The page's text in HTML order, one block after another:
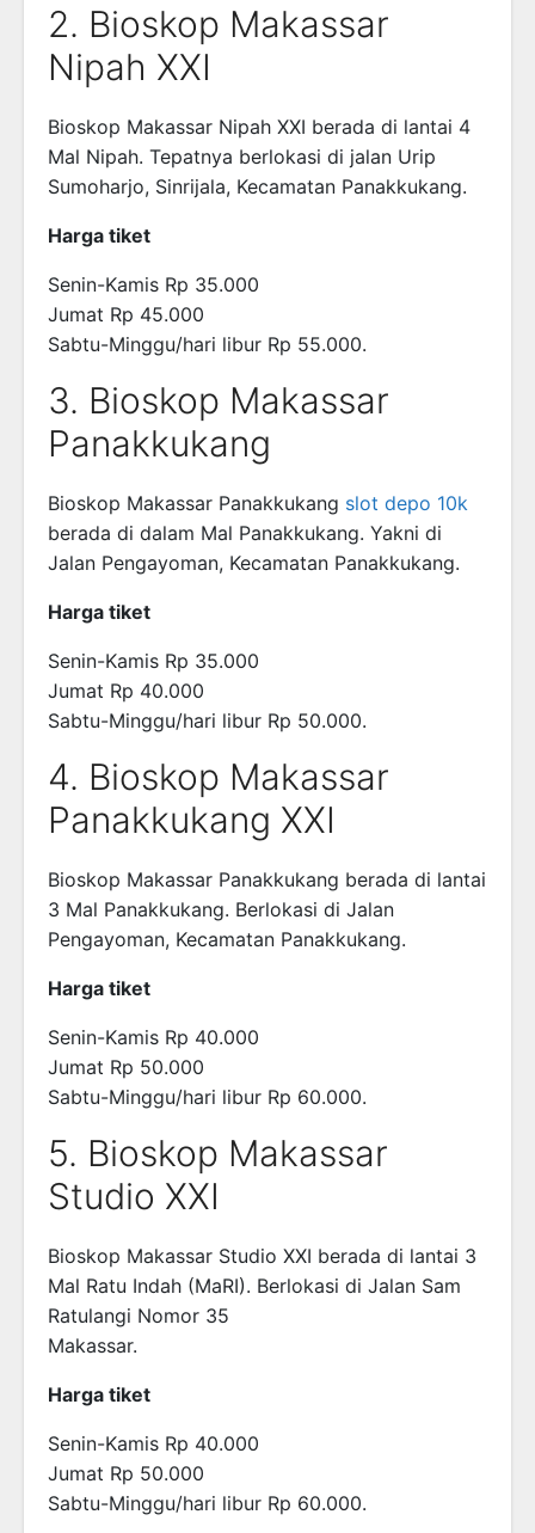
2. Bioskop Makassar
Nipah XXI
Bioskop Makassar Nipah XXI berada di lantai 4
Mal Nipah. Tepatnya berlokasi di jalan Urip
Sumoharjo, Sinrijala, Kecamatan Panakkukang.
Harga tiket
Senin-Kamis Rp 35.000
Jumat Rp 45.000
Sabtu-Minggu/hari libur Rp 55.000.
3. Bioskop Makassar
Panakkukang
Bioskop Makassar Panakkukang slot depo 10k
berada di dalam Mal Panakkukang. Yakni di
Jalan Pengayoman, Kecamatan Panakkukang.
Harga tiket
Senin-Kamis Rp 35.000
Jumat Rp 40.000
Sabtu-Minggu/hari libur Rp 50.000.
4. Bioskop Makassar
Panakkukang XXI
Bioskop Makassar Panakkukang berada di lantai
3 Mal Panakkukang. Berlokasi di Jalan
Pengayoman, Kecamatan Panakkukang.
Harga tiket
Senin-Kamis Rp 40.000
Jumat Rp 50.000
Sabtu-Minggu/hari libur Rp 60.000.
5. Bioskop Makassar
Studio XXI
Bioskop Makassar Studio XXI berada di lantai 3
Mal Ratu Indah (MaRI). Berlokasi di Jalan Sam
Ratulangi Nomor 35
Makassar.
Harga tiket
Senin-Kamis Rp 40.000
Jumat Rp 50.000
Sabtu-Minggu/hari libur Rp 60.000.